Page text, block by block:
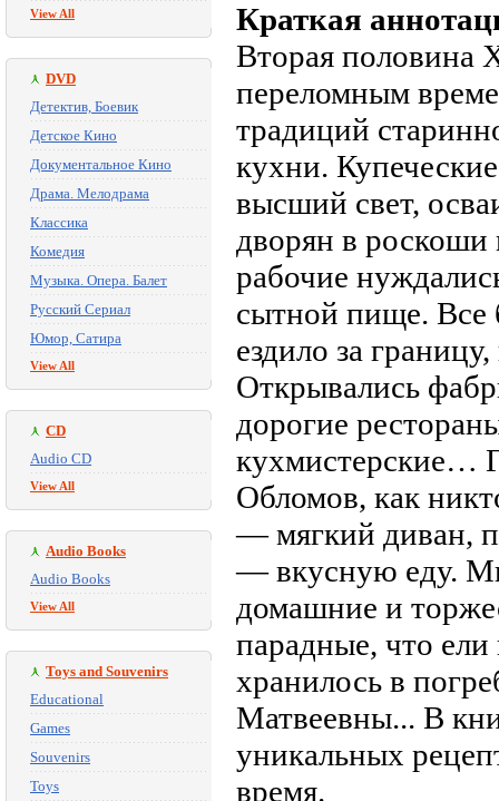
View All
DVD
Детектив, Боевик
Детское Кино
Документальное Кино
Драма. Мелодрама
Классика
Комедия
Музыка. Опера. Балет
Русский Сериал
Юмор, Сатира
View All
CD
Audio CD
View All
Audio Books
Audio Books
View All
Toys and Souvenirs
Educational
Games
Souvenirs
Toys
Краткая
Вторая половина
переломным
традиций
кухни.
высший свет,
дворян в роскоши
рабочие
сытной пище. Все
ездило за
Открывались
дорогие
кухмистерские…
Обломов, как
— мягкий диван,
— вкусную еду. Мы
домашние и
парадные, что
хранилось в
Матвеевны... В
уникальных
время.